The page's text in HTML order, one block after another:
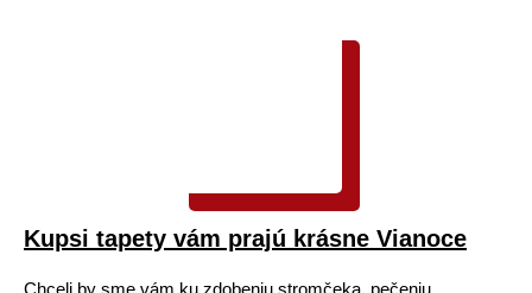
Kupsi tapety vám prajú krásne Vianoce
Chceli by sme vám ku zdobeniu stromčeka, pečeniu